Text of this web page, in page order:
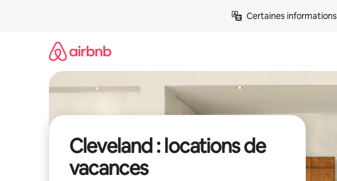
Certaines
Cleveland : locations de
vacances